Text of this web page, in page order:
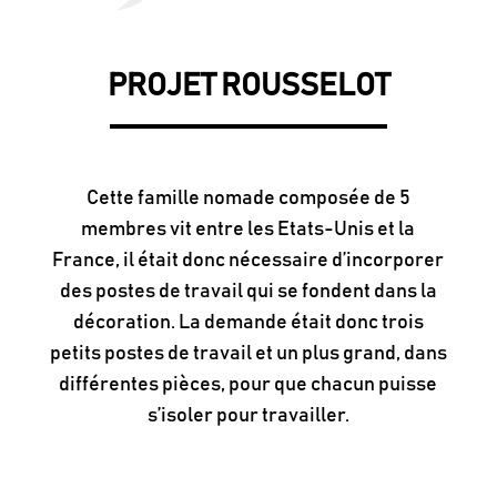
PROJET ROUSSELOT
Cette famille nomade composée de 5
membres vit entre les Etats-Unis et la
France, il était donc nécessaire d’incorporer
des postes de travail qui se fondent dans la
décoration. La demande était donc trois
petits postes de travail et un plus grand, dans
différentes pièces, pour que chacun puisse
s’isoler pour travailler.